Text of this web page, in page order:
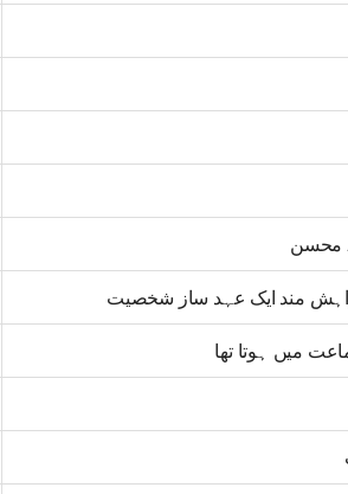
محسن
مند ایک عہد ساز شخصیت
میں ہوتا تھا